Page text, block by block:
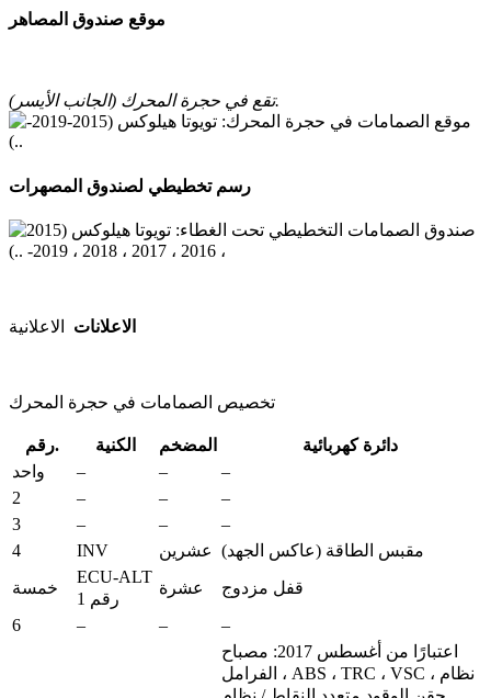
موقع صندوق المصاهر
تقع في حجرة المحرك (الجانب الأيسر).
رسم تخطيطي لصندوق المصهرات
الاعلانات الاعلانية
تخصيص الصمامات في حجرة المحرك
رقم. الكنية المضخم
دائرة كهربائية
واحد
– –
–
2
– –
–
3
– –
–
4
INV عشرين مقبس الطاقة (عاكس الجهد)
خمسة
ECU-ALT
رقم 1
عشرة
قفل مزدوج
6
– –
–
اعتبارًا من أغسطس 2017: مصباح
الفرامل ، ABS ، TRC ، VSC ، نظام